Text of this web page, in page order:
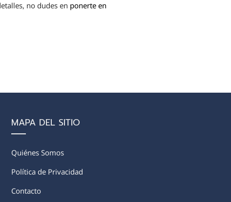
no dudes en ponerte en
MAPA DEL SITIO
Quiénes Somos
Política de Privacidad
Contacto